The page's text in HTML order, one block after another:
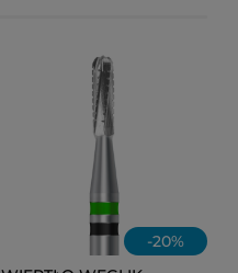
-20%